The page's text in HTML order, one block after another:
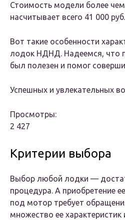
Стоимость модели более
насчитывает всего 41 000
Вот такие особенности
лодок НДНД. Надеемся, что
был полезен и помог
Успешных и увлекательных
Просмотры:
2 427
Критерии выбора
Выбор любой лодки —
процедура. А приобретение
под мотор требует
множество ее